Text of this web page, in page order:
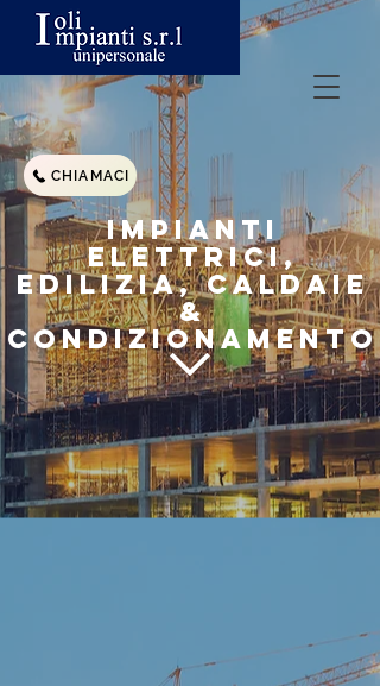
IMPIANTI
ELETTRICI,
EDILIZIA, CALDAIE
&
CONDIZIONAMENTO
CHIAMACI